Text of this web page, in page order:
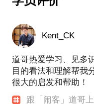
话题涉及但不限于以
创业大环境的简单
供、创业过程中的资
体项目的打磨和战略
希望你已经拥有初步
沉浸经历，当然也欢
学生创业者来这里接
如果你已经有一个成
报系ND蜂巢COO。
的媒体，闹客邦，为
辅导、创业资源对接
业者代言，代表华南
创立闹客邦三个月来
对面的创业咨询服
源，用自己的实际行
益成为创业者创业第
奋斗从未停歇，一直
Kent_CK
道哥热爱学习、见多
目的看法和理解帮我
很大的启发和帮助！
跟「闹客」道哥